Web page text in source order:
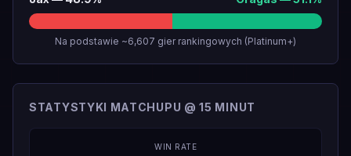
Na podstawie ~6,607 gier rankingowych (Platinum+)
STATYSTYKI MATCHUPU @ 15 MINUT
WIN RATE